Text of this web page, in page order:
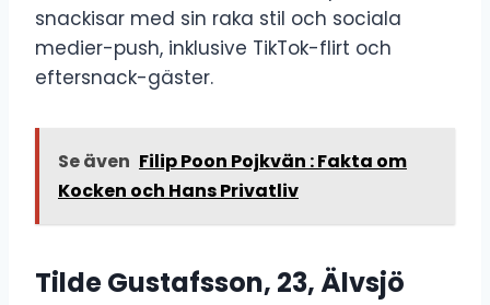
snackisar med sin raka stil och sociala
medier-push, inklusive TikTok-flirt och
eftersnack-gäster.
Se även Filip Poon Pojkvän : Fakta om
Kocken och Hans Privatliv
Tilde Gustafsson, 23, Älvsjö